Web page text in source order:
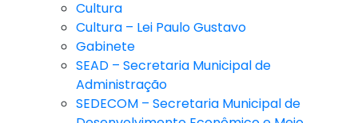
Cultura
Cultura – Lei Paulo Gustavo
Gabinete
SEAD – Secretaria Municipal de
Administração
SEDECOM – Secretaria Municipal de